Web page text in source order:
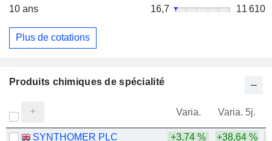
10 ans
16,7 11 610
Plus de cotations
Produits chimiques de spécialité
Varia. Varia. 5j.
SYNTHOMER PLC +3,74 % +38,64 %